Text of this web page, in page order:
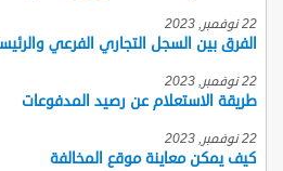
22 نوفمبر, 2023
الفرق بين السجل التجاري الفرعي
22 نوفمبر, 2023
طريقة الاستعلام عن رصيد المدفوعات
22 نوفمبر, 2023
كيف يمكن معاينة موقع المخالفة